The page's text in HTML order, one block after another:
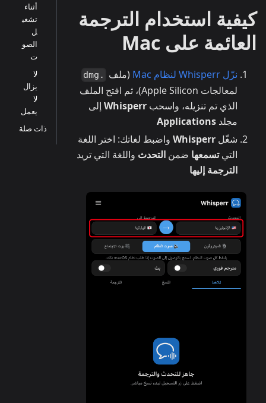
كيفية استخدام الترجمة
العائمة على Mac
نزّل Whisperr لنظام Mac (ملف .dmg
لمعالجات Apple Silicon)، ثم افتح الملف
الذي تم تنزيله، واسحب Whisperr إلى
مجلد Applications
شغّل Whisperr واضبط لغاتك: اختر اللغة
التيتسمعها ضمن التحدث واللغة التي تريد
الترجمة إليها
أثناء
تشغي
ل
الصو
ت
لا
يزال
لا
يعمل
ذات صلة